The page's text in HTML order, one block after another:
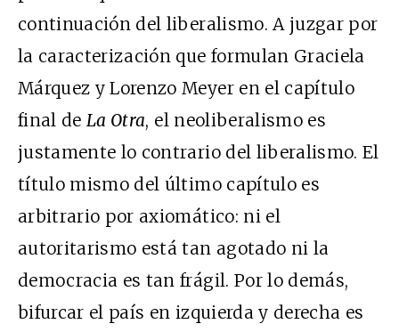
continuación del liberalismo. A juzgar por
la caracterización que formulan Graciela
Márquez y Lorenzo Meyer en el capítulo
final deLa Otra, el neoliberalismo es
justamente lo contrario del liberalismo. El
título mismo del último capítulo es
arbitrario por axiomático: ni el
autoritarismo está tan agotado ni la
democracia es tan frágil. Por lo demás,
bifurcar el país en izquierda y derecha es